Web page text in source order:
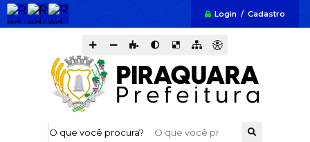
Login / Cadastro
O que você procura?